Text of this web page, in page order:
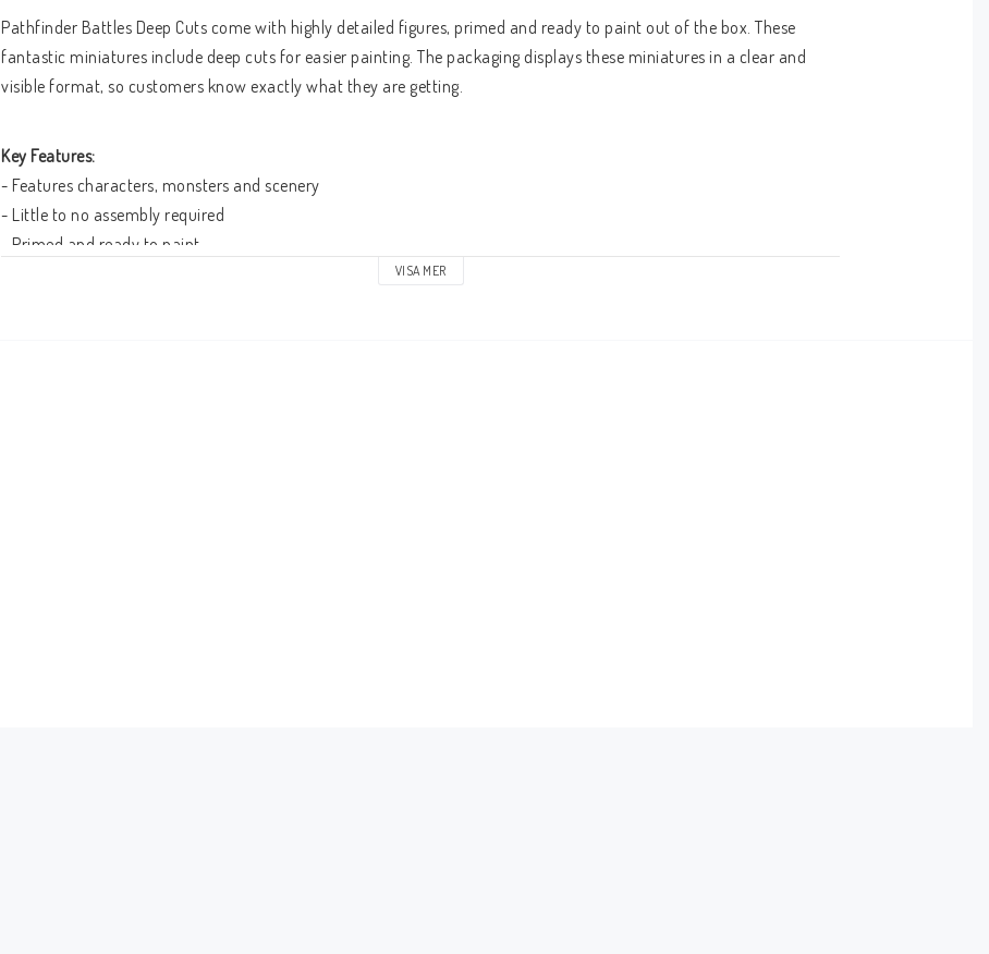
Pathfinder Battles Deep Cuts come with highly detailed figures, primed and ready to paint out of the box. These
fantastic miniatures include deep cuts for easier painting. The packaging displays these miniatures in a clear and
visible format, so customers know exactly what they are getting.
Key Features:
- Features characters, monsters and scenery
- Little to no assembly required
- Primed and ready to paint
VISA MER